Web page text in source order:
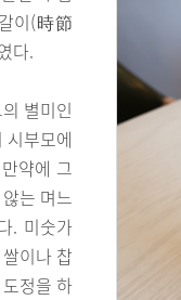
이(時節
다.
별미인
시부모에
약에 그
는 며느
. 미숫가
이나 찹
정을 하